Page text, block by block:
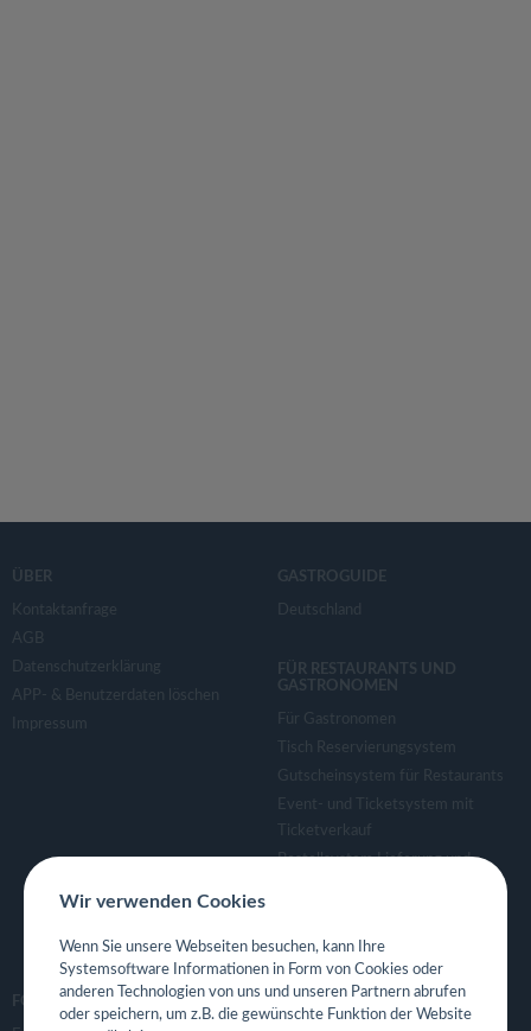
ÜBER
Kontaktanfrage
AGB
Datenschutzerklärung
APP- & Benutzerdaten löschen
Impressum
GASTROGUIDE
Deutschland
FÜR RESTAURANTS UND
GASTRONOMEN
Für Gastronomen
Tisch Reservierungsystem
Gutscheinsystem für Restaurants
Event- und Ticketsystem mit
Ticketverkauf
Bestellsystem Lieferung und
Eigene App für Restaurant
FOLGE UNS
Wir verwenden Cookies
Wenn Sie unsere Webseiten besuchen, kann Ihre
Systemsoftware Informationen in Form von Cookies oder
anderen Technologien von uns und unseren Partnern abrufen
oder speichern, um z.B. die gewünschte Funktion der Website